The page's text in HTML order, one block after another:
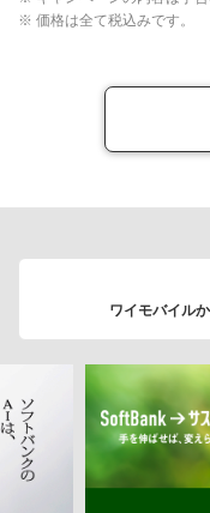
※ 価格は全て税込みです。
ワイモバイル